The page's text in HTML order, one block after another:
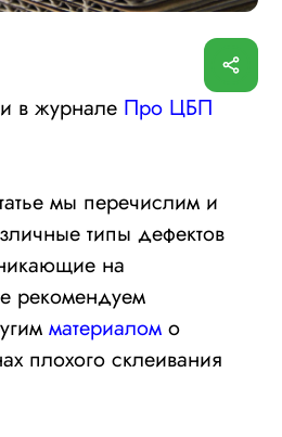
в журнале Про ЦБП
мы перечислим и
типы дефектов
на
рекомендуем
материалом о
плохого склеивания